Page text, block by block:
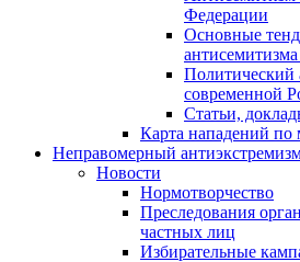
Федерации
Основные
Политический
современной
Статьи,
Карта нападений по
Неправомерный
Новости
Нормотворчество
Преследования
частных лиц
Избирательные